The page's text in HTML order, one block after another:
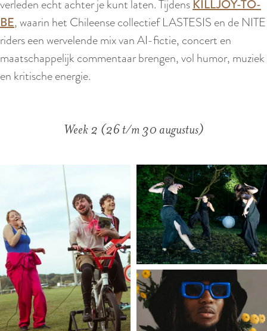
verleden echt achter je kunt laten. Tijdens KILLJOY-TO-
BE, waarin het Chileense collectief LASTESIS en de NITE
riders een wervelende mix van AI-fictie, concert en
maatschappelijk commentaar brengen, vol humor, muziek
en kritische energie.
Week 2 (26 t/m 30 augustus)